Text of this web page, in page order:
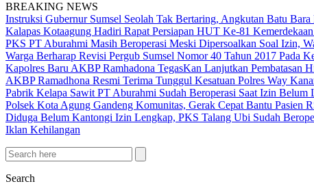
BREAKING NEWS
Instruksi Gubernur Sumsel Seolah Tak Bertaring, Angkutan Batu
Kalapas Kotaagung Hadiri Rapat Persiapan HUT Ke-81
PKS PT Aburahmi Masih Beroperasi Meski Dipersoalkan Soal Izin,
Warga Berharap Revisi Pergub Sumsel Nomor 40 Tahun 2017
Kapolres Baru AKBP Ramhadona TegasKan Lanjutkan Pembatasan
AKBP Ramadhona Resmi Terima Tunggul Kesatuan Polres Way
Pabrik Kelapa Sawit PT Aburahmi Sudah Beroperasi Saat Izin
Polsek Kota Agung Gandeng Komunitas, Gerak Cepat Bantu Pasien
Diduga Belum Kantongi Izin Lengkap, PKS Talang Ubi Sudah
Iklan Kehilangan
Search